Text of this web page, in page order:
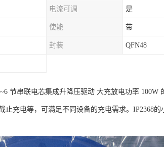
电流可调 是
使能 带
封装 QFN48
节串联电芯集成升降压驱动 大充放电功率 100W
止充电等，可满足不同设备的充电需求。IP2368